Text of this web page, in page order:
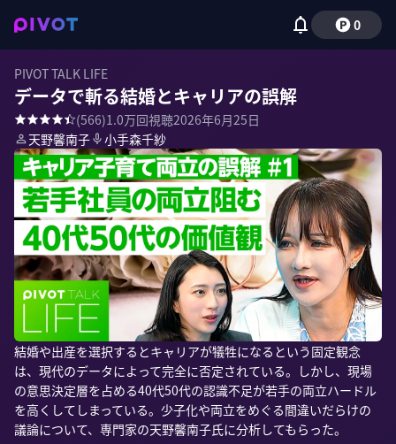
0
PIVOT TALK LIFE
データで斬る結婚とキャリアの誤解
(566)1.0万回視聴2026年6月25日
天野馨南子
小手森千紗
結婚や出産を選択するとキャリアが犠牲になるという固定観念
は、現代のデータによって完全に否定されている。しかし、現場
の意思決定層を占める40代50代の認識不足が若手の両立ハードル
を高くしてしまっている。少子化や両立をめぐる間違いだらけの
議論について、専門家の天野馨南子氏に分析してもらった。